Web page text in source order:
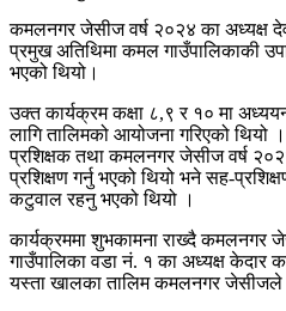
कमलनगर जेसीज वर्ष २०२४ का अध्यक्ष
प्रमुख अतिथिमा कमल गाउँपालिकाकी
भएको थियो।
उक्त कार्यक्रम कक्षा ८,९ र १० मा
लागि तालिमको आयोजना गरिएको
प्रशिक्षक तथा कमलनगर जेसीज वर्ष
प्रशिक्षण गर्नु भएको थियो भने सह-
कटुवाल रहनु भएको थियो ।
कार्यक्रममा शुभकामना राख्दै कमलनगर
गाउँपालिका वडा नं. १ का अध्यक्ष केदार
यस्ता खालका तालिम कमलनगर जेसीजले